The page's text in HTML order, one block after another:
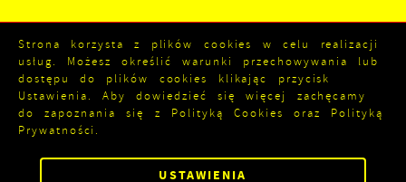
2ClickPortal®
Strona korzysta z plików cookies w celu realizacji
usług. Możesz określić warunki przechowywania lub
dostępu do plików cookies klikając przycisk
Ustawienia. Aby dowiedzieć się więcej zachęcamy
do zapoznania się z Polityką Cookies oraz Polityką
Prywatności.
USTAWIENIA
ZAPISZ WYBRANE